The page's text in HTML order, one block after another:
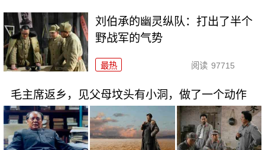
刘伯承的幽灵纵队：打出了半个
野战军的气势
最热 阅读 97715
毛主席返乡，见父母坟头有小洞，做了一个动作